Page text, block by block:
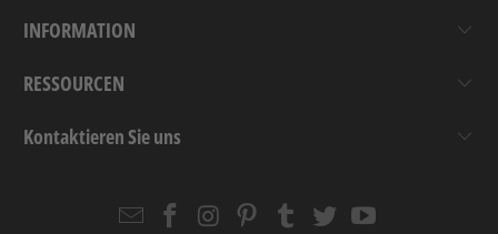
INFORMATION
RESSOURCEN
Kontaktieren Sie uns
EmailStrapcode
Strapcode
Strapcode
Strapcode
Strapcode